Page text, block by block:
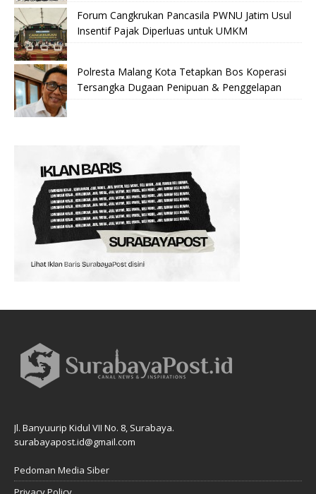
Forum Cangkrukan Pancasila PWNU Jatim Usul
Insentif Pajak Diperluas untuk UMKM
Polresta Malang Kota Tetapkan Bos Koperasi
Tersangka Dugaan Penipuan & Penggelapan
Jl. Banyuurip Kidul VII No. 8, Surabaya.
surabayapost.id@gmail.com
Pedoman Media Siber